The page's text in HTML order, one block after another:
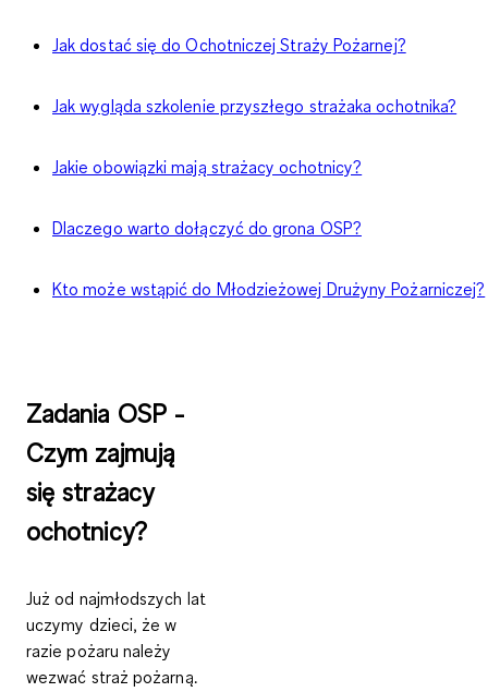
Jak dostać się do Ochotniczej Straży Pożarnej?
Jak wygląda szkolenie przyszłego strażaka ochotnika?
Jakie obowiązki mają strażacy ochotnicy?
Dlaczego warto dołączyć do grona OSP?
Kto może wstąpić do Młodzieżowej Drużyny Pożarniczej?
Zadania OSP -
Czym zajmują
się strażacy
ochotnicy?
Już od najmłodszych lat
uczymy dzieci, że w
razie pożaru należy
wezwać straż pożarną.